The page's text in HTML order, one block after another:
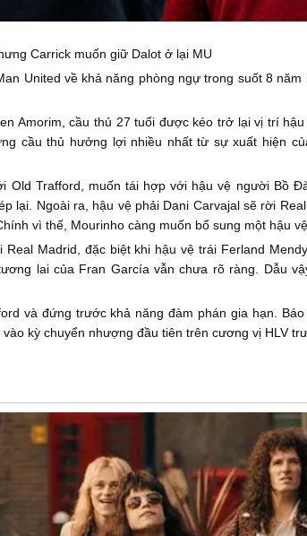
Carrick muốn giữ Dalot ở lại MU
United về khả năng phòng ngự trong suốt 8 năm
Amorim, cầu thủ 27 tuổi được kéo trở lại vị trí
cầu thủ hưởng lợi nhiều nhất từ sự xuất hiện
Old Trafford, muốn tái hợp với hậu vệ người Bồ
lại. Ngoài ra, hậu vệ phải Dani Carvajal sẽ rời
vì thế, Mourinho càng muốn bổ sung một hậu
Madrid, đặc biệt khi hậu vệ trái Ferland
lai của Fran García vẫn chưa rõ ràng. Dẫu
và đứng trước khả năng đàm phán gia hạn.
kỳ chuyển nhượng đầu tiên trên cương vị HLV